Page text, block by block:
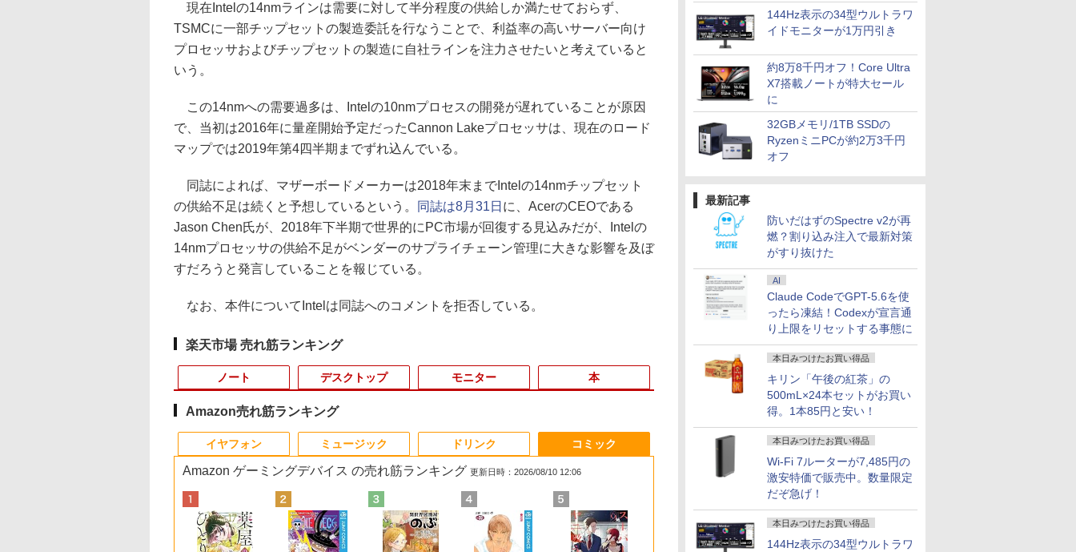
144Hz表示の34型ウルトラワ
イドモニターが1万円引き
約8万8千円オフ！Core Ultra
X7搭載ノートが特大セール
に
32GBメモリ/1TB SSDの
RyzenミニPCが約2万3千円
オフ
最新記事
防いだはずのSpectre v2が再
燃？割り込み注入で最新対策
がすり抜けた
AI
Claude CodeでGPT-5.6を使
ったら凍結！Codexが宣言通
り上限をリセットする事態に
本日みつけたお買い得品
キリン「午後の紅茶」の
500mL×24本セットがお買い
得。1本85円と安い！
本日みつけたお買い得品
Wi-Fi 7ルーターが7,485円の
激安特価で販売中。数量限定
だぞ急げ！
本日みつけたお買い得品
144Hz表示の34型ウルトラワ
現在Intelの14nmラインは需要に対して半分程度の供給しか満たせておらず、
TSMCに一部チップセットの製造委託を行なうことで、利益率の高いサーバー向け
プロセッサおよびチップセットの製造に自社ラインを注力させたいと考えていると
いう。
この14nmへの需要過多は、Intelの10nmプロセスの開発が遅れていることが原因
で、当初は2016年に量産開始予定だったCannon Lakeプロセッサは、現在のロード
マップでは2019年第4四半期までずれ込んでいる。
同誌によれば、マザーボードメーカーは2018年末までIntelの14nmチップセット
の供給不足は続くと予想しているという。
同誌は8月31日 に、AcerのCEOである
Jason Chen氏が、2018年下半期で世界的にPC市場が回復する見込みだが、Intelの
14nmプロセッサの供給不足がベンダーのサプライチェーン管理に大きな影響を及ぼ
すだろうと発言していることを報じている。
なお、本件についてIntelは同誌へのコメントを拒否している。
楽天市場 売れ筋ランキング
ノート
1
超得5,000円OFF&P10
2
MS Office 2024 H&B
3
【★最大100%ポイン
4
中古ノートパソコン
【6,000円クーポン
「新入荷」ノートパソ
7
【本日10倍＋3倍】ノ
8
【期間限定P15倍+最大
デスクトップ
1
中古パソコン 一体型 富
2
【★最大100%ポイン
3
【中古】NEC◆デスク
4
【Windows11】 【超
中古パソコン 一体型
【4,000円クーポン
【期間限定P15倍+最大
8
【期間限定P15倍+最大
モニター
1
【エントリーで最大全
2
Philips｜フィリップス
3
フィリップス（ディス
4
【IPSパネル/フレーム
ゲーミングモニター
Pixio ゲーミングモニ
7
ASUS エイスース 液
8
LG 32MR50C-B 31.5イ
本
1
おいしい！イラストレ
2
80代になるとたいてい
3
[9月上旬より発送予定]
4
地球の歩き方 スタ
VI/NYL #030 Kis-My-
実写映画『ブルーロッ
7
公式TOEIC Listening
8
異世界居酒屋「のぶ」
Amazon売れ筋ランキング
イヤフォン ミュージック ドリンク コミック
Amazon ゲーミングデバイス の売れ筋ランキング 更新日時：2026/08/10 12:06